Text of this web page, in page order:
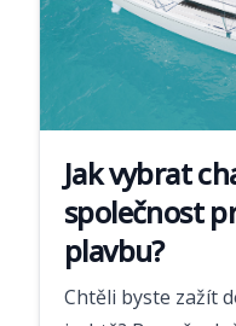
Jak vybrat
společnost
plavbu?
Chtěli byste zažít